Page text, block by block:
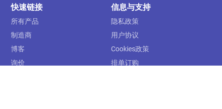
快速链接
所有产品
制造商
博客
询价
信息与支持
隐私政策
用户协议
Cookies政策
排单订购